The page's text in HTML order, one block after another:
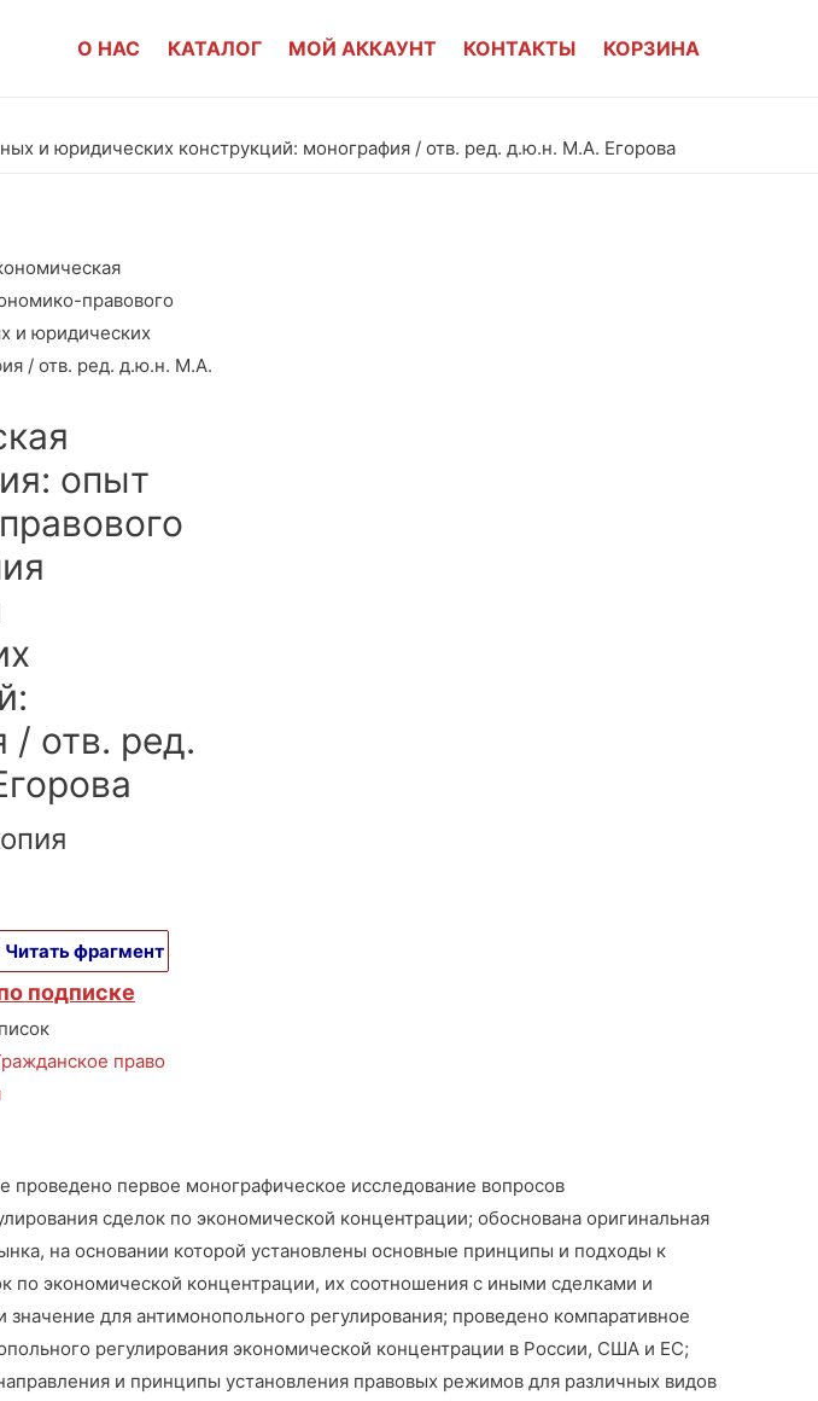
О НАС КАТАЛОГ МОЙ АККАУНТ КОНТАКТЫ КОРЗИНА
и юридических конструкций: монография / отв. ред. д.ю.н. М.А. Егорова
правового
и юридических
/ отв. ред. д.ю.н. М.А.
опыт
/ отв. ред.
Читать фрагмент
подписке
право
проведено первое монографическое исследование вопросов
сделок по экономической концентрации; обоснована оригинальная
на основании которой установлены основные принципы и подходы к
по экономической концентрации, их соотношения с иными сделками и
для антимонопольного регулирования; проведено компаративное
регулирования экономической концентрации в России, США и ЕС;
и принципы установления правовых режимов для различных видов